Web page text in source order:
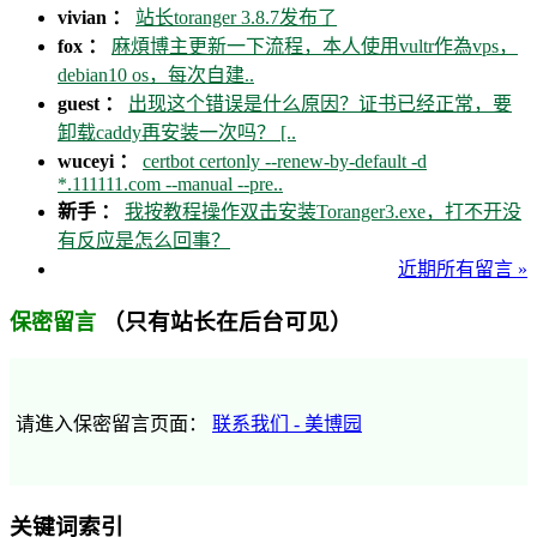
vivian ： 站长toranger 3.8.7发布了
fox ： 麻煩博主更新一下流程，本人使用vultr作為vps，
debian10 os，每次自建..
guest ： 出现这个错误是什么原因？证书已经正常，要
卸载caddy再安装一次吗？ [..
wuceyi ： certbot certonly --renew-by-default -d
*.111111.com --manual --pre..
新手 ： 我按教程操作双击安装Toranger3.exe，打不开没
有反应是怎么回事？
近期所有留言 »
保密留言 （只有站长在后台可见）
请進入保密留言页面： 联系我们 - 美博园
关键词索引